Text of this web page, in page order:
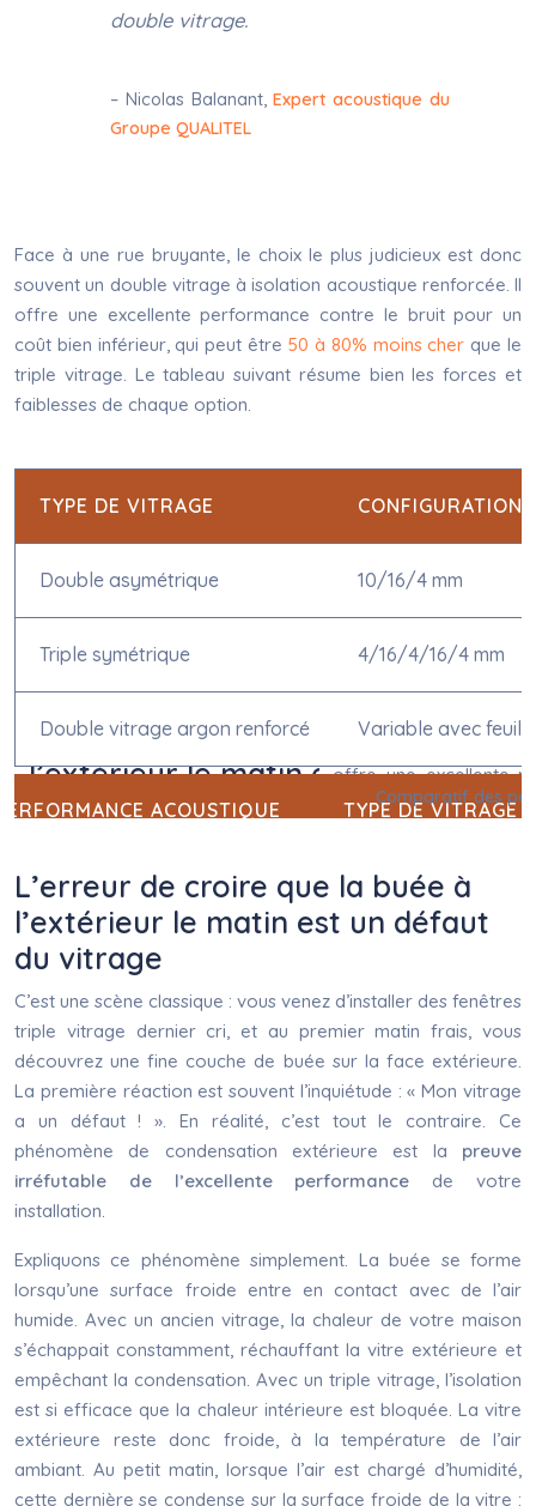
double vitrage.
– Nicolas Balanant,Expert acoustique du
Groupe QUALITEL
Face à une rue bruyante, le choix le plus judicieux est donc
souvent un double vitrage à isolation acoustique renforcée. Il
offre une excellente performance contre le bruit pour un
coût bien inférieur, qui peut être 50 à 80% moins cher que le
triple vitrage. Le tableau suivant résume bien les forces et
faiblesses de chaque option.
Comparatif des
TYPE DE VITRAGE CONFIGURATION
Double asymétrique 10/16/4 mm
Triple symétrique 4/16/4/16/4 mm
Double vitrage argon renforcé Variable avec
L’erreur de croire que la buée à
l’extérieur le matin est un défaut
du vitrage
C’est une scène classique : vous venez d’installer des fenêtres
triple vitrage dernier cri, et au premier matin frais, vous
découvrez une fine couche de buée sur la face extérieure.
La première réaction est souvent l’inquiétude : « Mon vitrage
a un défaut ! ». En réalité, c’est tout le contraire. Ce
phénomène de condensation extérieure est la preuve
irréfutable de l’excellente performance de votre
installation.
Expliquons ce phénomène simplement. La buée se forme
lorsqu’une surface froide entre en contact avec de l’air
humide. Avec un ancien vitrage, la chaleur de votre maison
s’échappait constamment, réchauffant la vitre extérieure et
empêchant la condensation. Avec un triple vitrage, l’isolation
est si efficace que la chaleur intérieure est bloquée. La vitre
extérieure reste donc froide, à la température de l’air
ambiant. Au petit matin, lorsque l’air est chargé d’humidité,
cette dernière se condense sur la surface froide de la vitre :